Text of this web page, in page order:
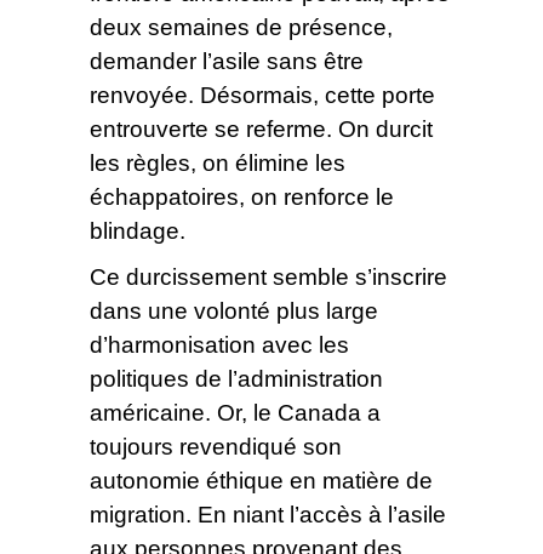
deux semaines de présence,
demander l’asile sans être
renvoyée. Désormais, cette porte
entrouverte se referme. On durcit
les règles, on élimine les
échappatoires, on renforce le
blindage.
Ce durcissement semble s’inscrire
dans une volonté plus large
d’harmonisation avec les
politiques de l’administration
américaine. Or, le Canada a
toujours revendiqué son
autonomie éthique en matière de
migration. En niant l’accès à l’asile
aux personnes provenant des